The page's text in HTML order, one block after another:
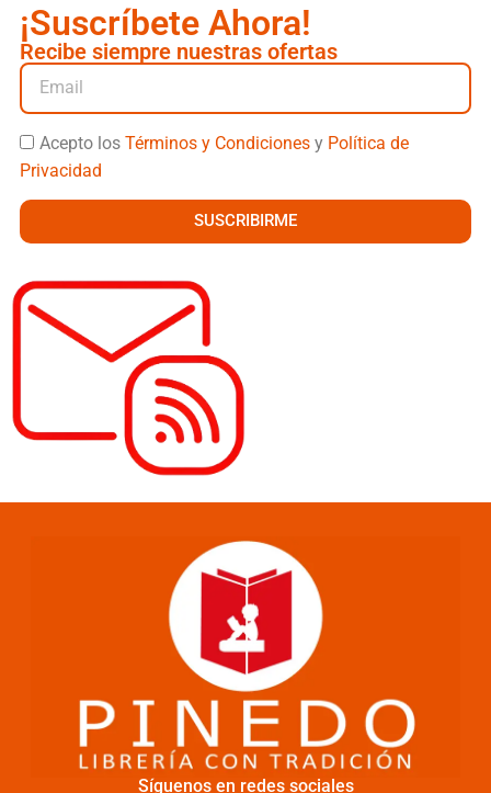
¡Suscríbete Ahora!
Recibe siempre nuestras ofertas
Acepto los Términos y Condicionesy Política de
Privacidad
SUSCRIBIRME
Síguenos en redes sociales